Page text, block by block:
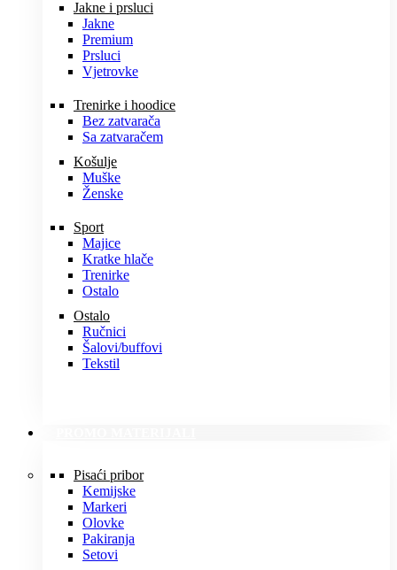
Jakne i prsluci
Jakne
Premium
Prsluci
Vjetrovke
Trenirke i hoodice
Bez zatvarača
Sa zatvaračem
Košulje
Muške
Ženske
Sport
Majice
Kratke hlače
Trenirke
Ostalo
Ostalo
Ručnici
Šalovi/buffovi
Tekstil
Pisaći pribor
Kemijske
Markeri
Olovke
Pakiranja
Setovi